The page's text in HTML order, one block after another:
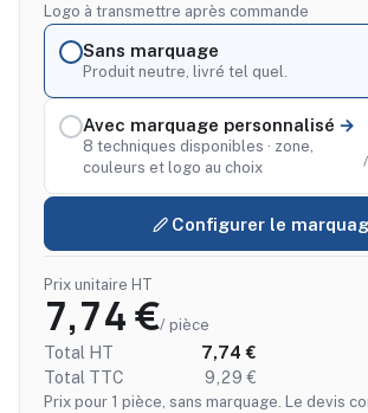
Logo à transmettre après commande
Sans marquage
Produit neutre, livré tel quel.
Avec marquage personnalisé
8 techniques disponibles · zone,
couleurs et logo au choix
Configurer le
Prix unitaire HT
7,74 €/ pièce
Total HT
7,74 €
Total TTC
9,29 €
Prix pour 1 pièce, sans marquage. Le devis